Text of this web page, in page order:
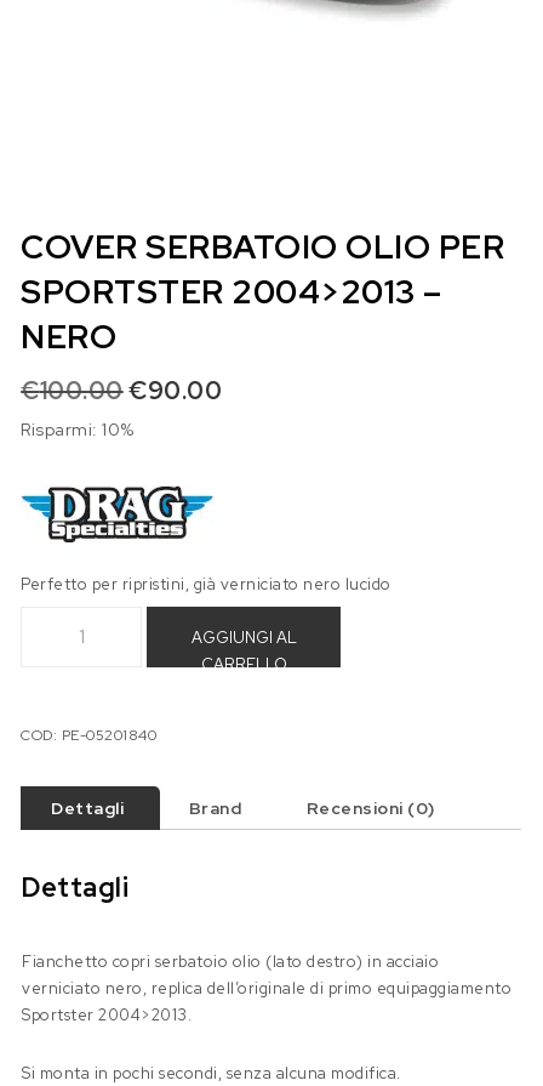
COVER SERBATOIO OLIO PER
SPORTSTER 2004>2013 –
NERO
€100.00Il prezzo originale era: €100.00.
€90.00
Risparmi: 10%
Perfetto per ripristini, già verniciato nero lucido
AGGIUNGI AL
CARRELLO
COD: PE-05201840
Dettagli Brand Recensioni (0)
Dettagli
Fianchetto copri serbatoio olio (lato destro) in acciaio
verniciato nero, replica dell’originale di primo equipaggiamento
Sportster 2004>2013.
Si monta in pochi secondi, senza alcuna modifica.